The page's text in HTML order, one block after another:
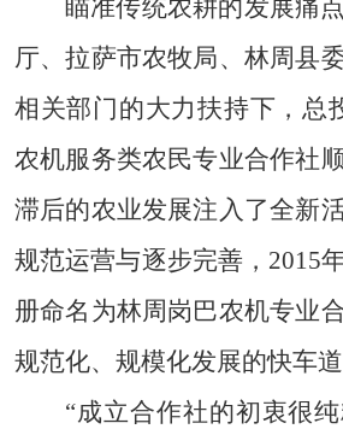
瞄准传统农耕的发展痛
厅、拉萨市农牧局、林周县
相关部门的大力扶持下，总
农机服务类农民专业合作社
滞后的农业发展注入了全新
规范运营与逐步完善，2015
册命名为林周岗巴农机专业
规范化、规模化发展的快车道
“成立合作社的初衷很